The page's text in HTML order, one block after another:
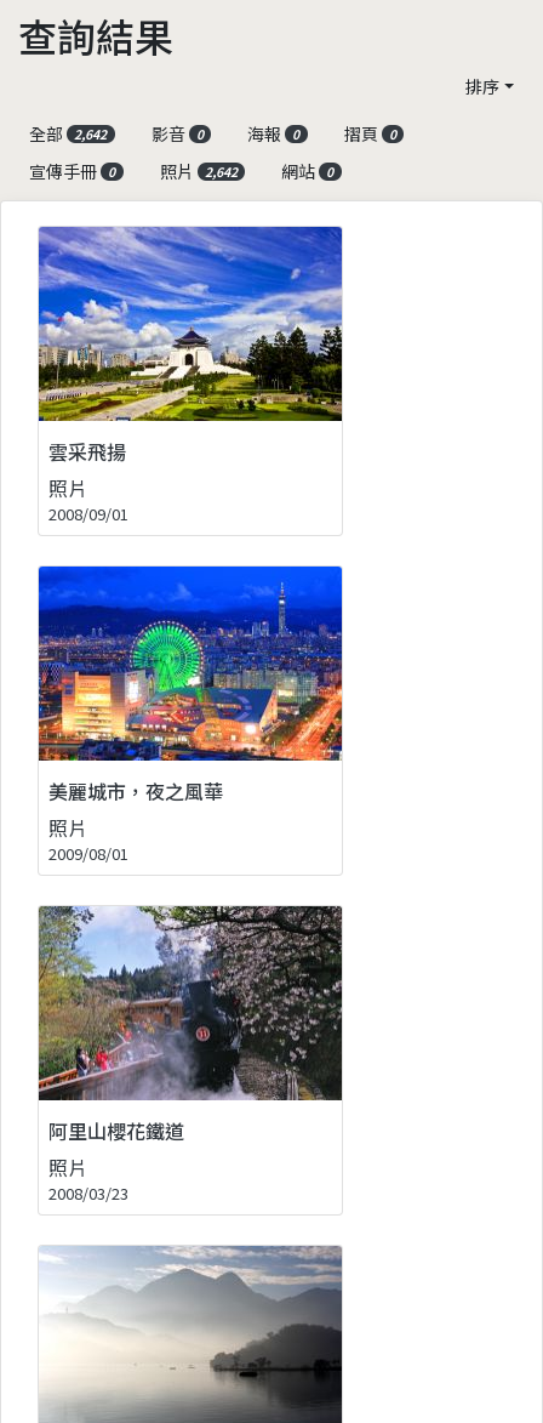
查詢結果
排序
全部
2,642 影音 0 海報 0 摺頁 0
宣傳手冊 0 照片 2,642 網站 0
雲采飛揚
照片
2008/09/01
美麗城市，夜之風華
照片
2009/08/01
阿里山櫻花鐵道
照片
2008/03/23